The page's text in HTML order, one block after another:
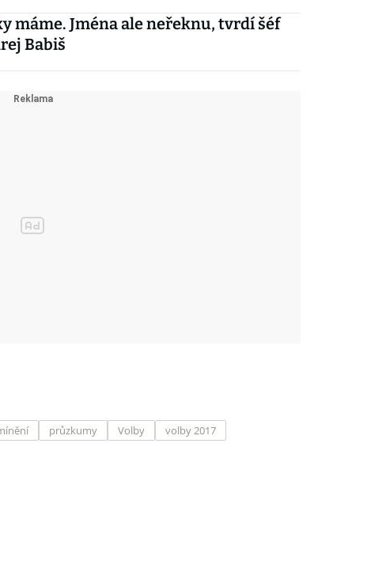
máme. Jména ale neřeknu, tvrdí šéf
Babiš
průzkumy Volby volby 2017